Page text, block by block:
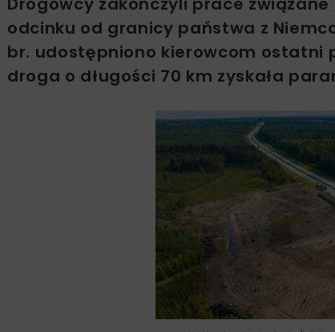
odcinku od granicy państwa z
br. udostępniono kierowcom ostatni
droga o długości 70 km zyskała